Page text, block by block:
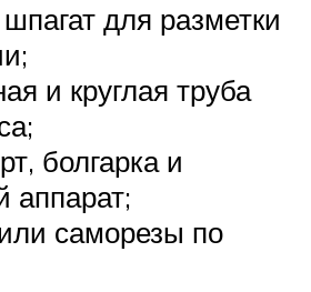
для разметки
и круглая труба
болгарка и
аппарат;
саморезы по